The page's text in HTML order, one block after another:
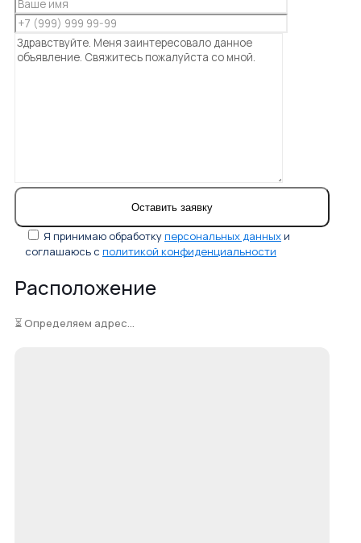
Я принимаю обработкуперсональных данных и
соглашаюсь с политикой конфиденциальности
Расположение
⏳ Определяем адрес...